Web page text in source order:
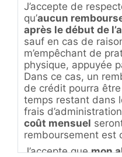
J’accepte de
qu’aucun
après le début de
sauf en cas de
m’empêchant de
physique, appuyée
Dans ce cas, un
de crédit pourra
temps restant dans
frais
coût mensuel
remboursement est
J’accepte quemon